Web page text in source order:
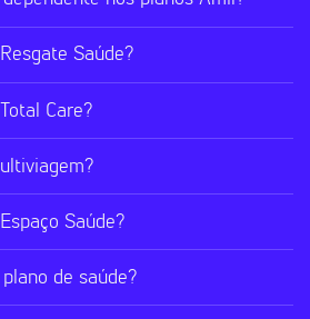
Saúde?
Care?
Saúde?
de saúde?